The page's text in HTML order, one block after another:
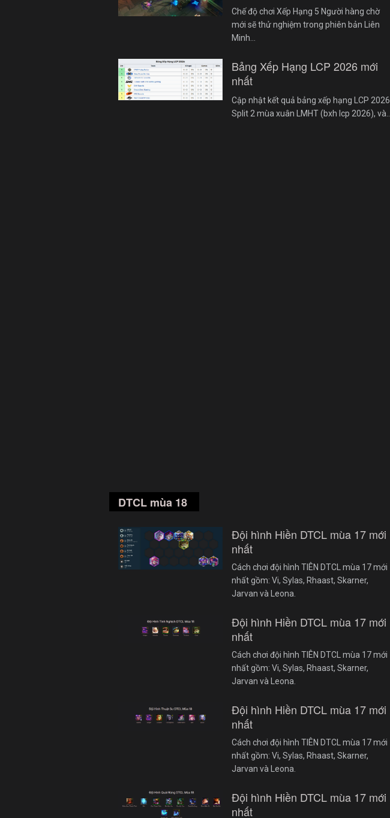
Chế độ chơi Xếp Hạng 5 Người hàng chờ
mới sẽ thử nghiệm trong phiên bản Liên
Minh…
Bảng Xếp Hạng LCP 2026 mới
nhất
Cập nhật kết quả bảng xếp hạng LCP 2026
Split 2 mùa xuân LMHT (bxh lcp 2026), và…
DTCL mùa 18
Đội hình Hiền DTCL mùa 17 mới
nhất
Cách chơi đội hình TIÊN DTCL mùa 17 mới
nhất gồm: Vi, Sylas, Rhaast, Skarner,
Jarvan và Leona.
Đội hình Hiền DTCL mùa 17 mới
nhất
Cách chơi đội hình TIÊN DTCL mùa 17 mới
nhất gồm: Vi, Sylas, Rhaast, Skarner,
Jarvan và Leona.
Đội hình Hiền DTCL mùa 17 mới
nhất
Cách chơi đội hình TIÊN DTCL mùa 17 mới
nhất gồm: Vi, Sylas, Rhaast, Skarner,
Jarvan và Leona.
Đội hình Hiền DTCL mùa 17 mới
nhất